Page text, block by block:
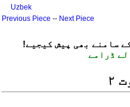
Uzbek
Previous Piece -- Next Piece
سامنے بھی پیش کیجیے
ڈرامے
۲